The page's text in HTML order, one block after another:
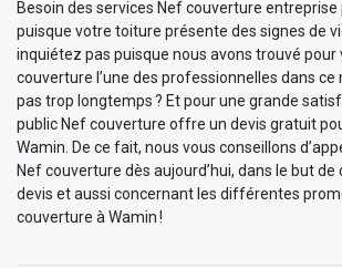
Besoin des services Nef couverture
puisque votre toiture présente des signes de
inquiétez pas puisque nous avons trouvé pour
couverture l’une des professionnelles dans ce
pas trop longtemps ? Et pour une grande
public Nef couverture offre un devis gratuit
Wamin. De ce fait, nous vous conseillons
Nef couverture dès aujourd’hui, dans le but
devis et aussi concernant les différentes
couverture à Wamin !